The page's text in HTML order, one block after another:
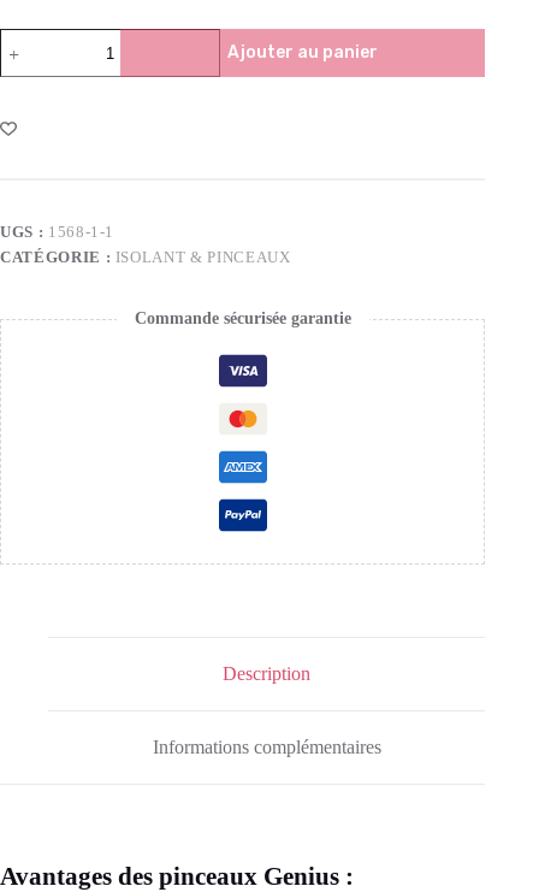
Ajouter au panier
UGS : 1568-1-1
CATÉGORIE : ISOLANT & PINCEAUX
Commande sécurisée garantie
Description
Informations complémentaires
Avantages des pinceaux Genius :